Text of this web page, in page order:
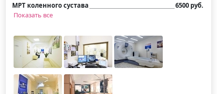
МРТ коленного сустава
6500 руб.
Показать все